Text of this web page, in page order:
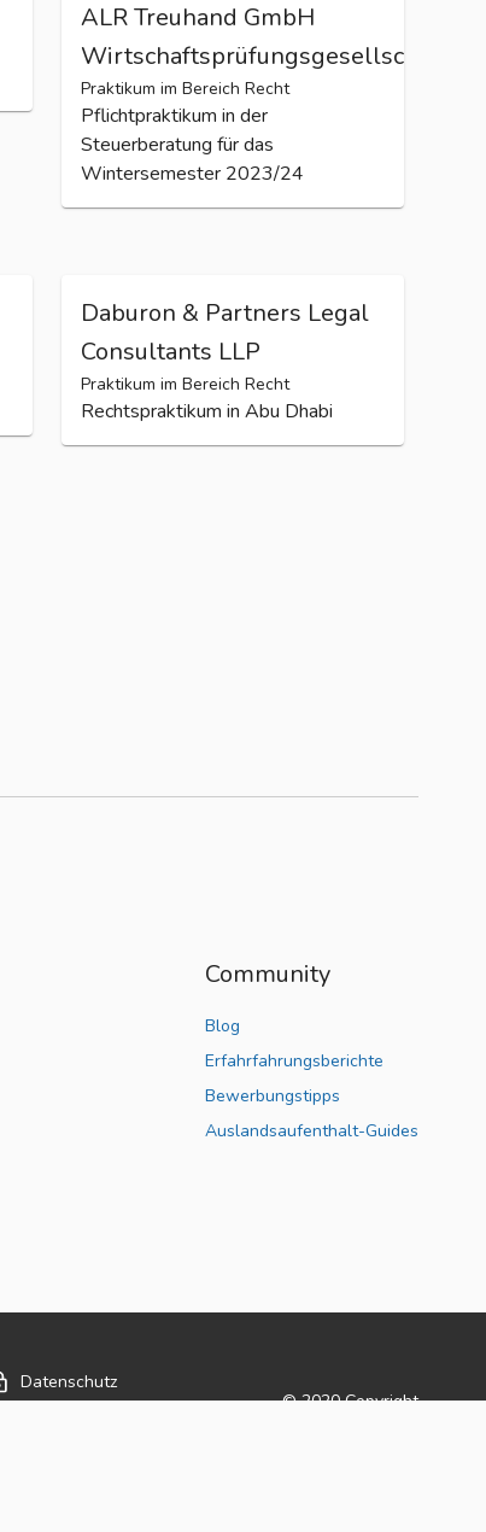
ALR Treuhand GmbH
Wirtschaftsprüfungsgesellschaft
Praktikum im Bereich Recht
Pflichtpraktikum in der
Steuerberatung für das
Wintersemester 2023/24
Daburon & Partners Legal
Consultants LLP
Praktikum im Bereich Recht
Rechtspraktikum in Abu Dhabi
Community
Blog
Erfahrfahrungsberichte
Bewerbungstipps
Auslandsaufenthalt-Guides
Datenschutz
© 2020 Copyright